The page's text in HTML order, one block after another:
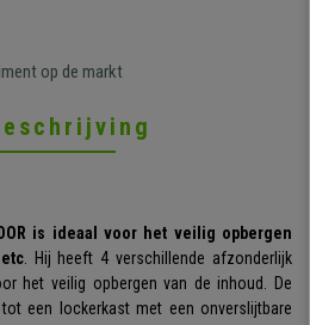
op de markt
is ideaal voor het veilig opbergen
. Hij heeft 4 verschillende afzonderlijk
het veilig opbergen van de inhoud. De
een lockerkast met een onverslijtbare